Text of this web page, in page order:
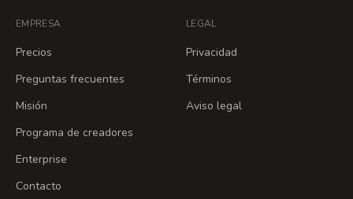
EMPRESA
Precios
Preguntas frecuentes
Misión
Programa de creadores
Enterprise
Contacto
LEGAL
Privacidad
Términos
Aviso legal